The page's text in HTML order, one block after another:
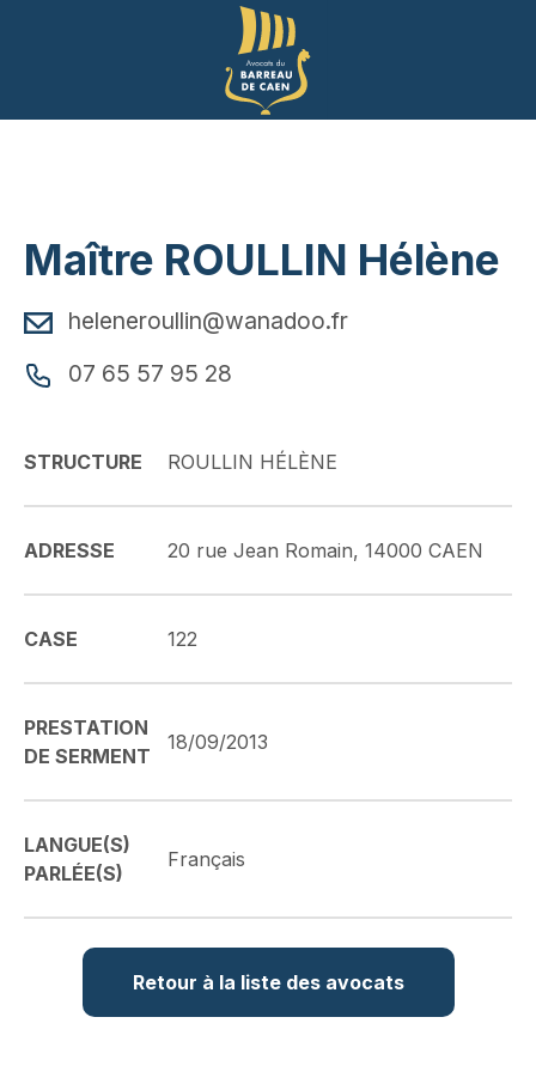
Maître ROULLIN Hélène
heleneroullin@wanadoo.fr
07 65 57 95 28
STRUCTURE ROULLIN HÉLÈNE
ADRESSE 20 rue Jean Romain, 14000 CAEN
CASE 122
PRESTATION
DE SERMENT
18/09/2013
LANGUE(S)
PARLÉE(S)
Français
Retour à la liste des avocats
Panneau de gestion des cookies